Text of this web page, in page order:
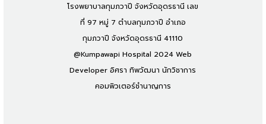
โรงพยาบาลกุมภวาปี จังหวัดอุดรธานี เลข
ที่ 97 หมู่ 7 ตำบลกุมภวาปี อำเภอ
กุมภวาปี จังหวัดอุดรธานี 41110
@Kumpawapi Hospital 2024 Web
Developer อิศรา ทิพวัฒนา นักวิชาการ
คอมพิวเตอร์ชำนาญการ